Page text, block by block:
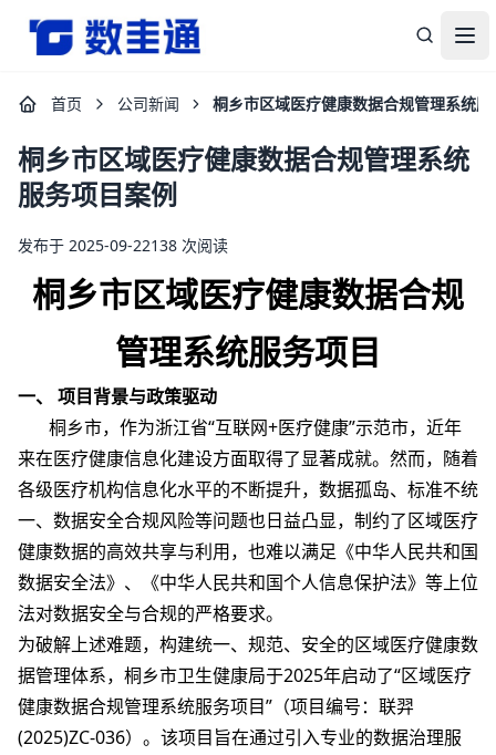
杭州数圭通科技有限公司-让数据安全流动，让数据释放价值
打
首页 公司新闻 桐乡市区域医疗健康数据合规管理系统
桐乡市区域医疗健康数据合规管理系统
服务项目案例
发布于 2025-09-22138 次阅读
桐乡市区域医疗健康数据合规
管理系统服务项目
一、 项目背景与政策驱动
桐乡市，作为浙江省“互联网+医疗健康”示范市，近年
来在医疗健康信息化建设方面取得了显著成就。然而，随着
各级医疗机构信息化水平的不断提升，数据孤岛、标准不统
一、数据安全合规风险等问题也日益凸显，制约了区域医疗
健康数据的高效共享与利用，也难以满足《中华人民共和国
数据安全法》、《中华人民共和国个人信息保护法》等上位
法对数据安全与合规的严格要求。
为破解上述难题，构建统一、规范、安全的区域医疗健康数
据管理体系，桐乡市卫生健康局于2025年启动了“区域医疗
健康数据合规管理系统服务项目”（项目编号：联羿
(2025)ZC-036）。该项目旨在通过引入专业的数据治理服